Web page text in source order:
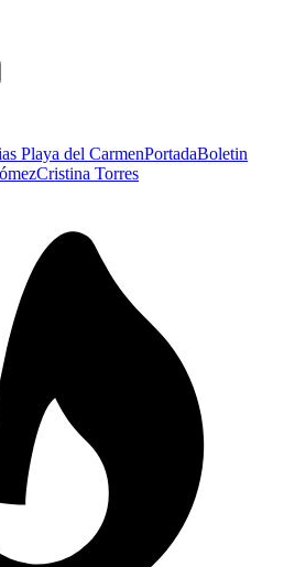
Playa del CarmenPortadaBoletin
Cristina Torres